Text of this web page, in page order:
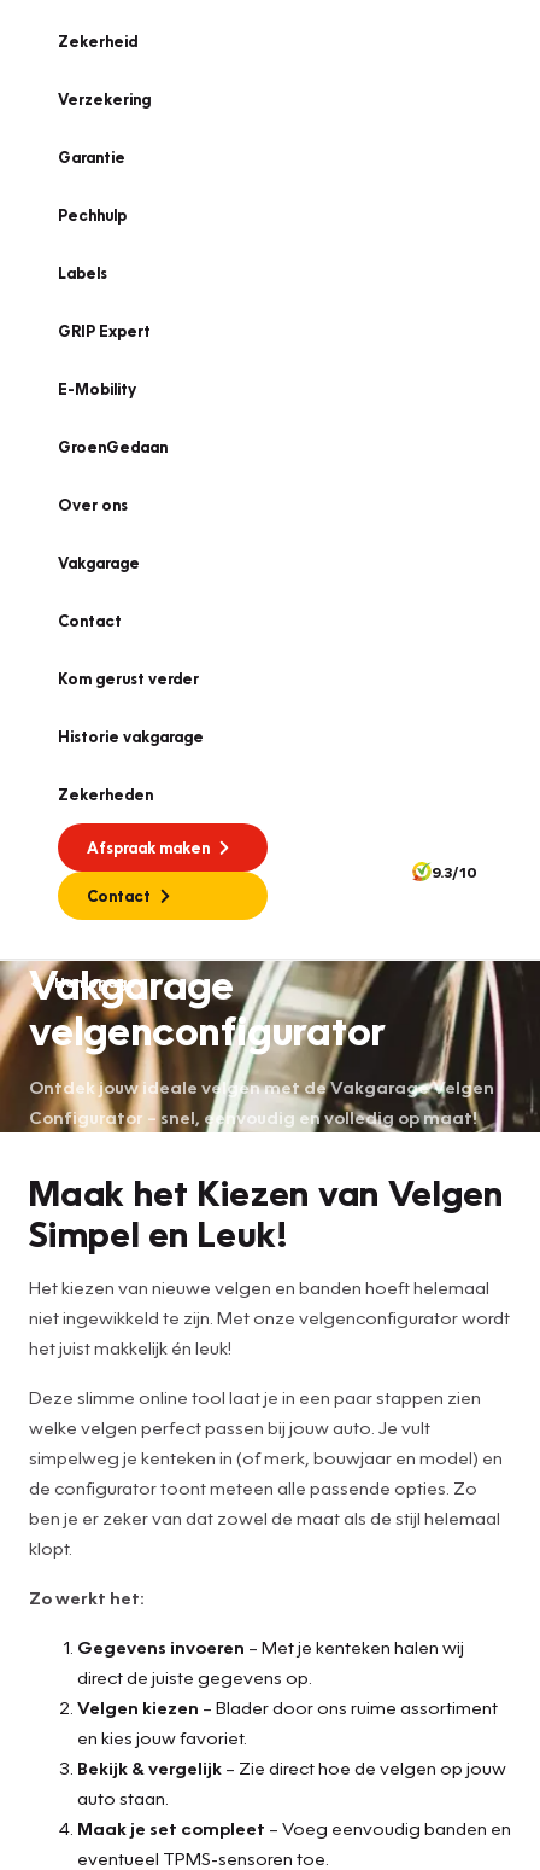
Zekerheid
Verzekering
Garantie
Pechhulp
Labels
GRIP Expert
E-Mobility
GroenGedaan
Over ons
Vakgarage
Contact
Kom gerust verder
Historie vakgarage
Zekerheden
Afspraak maken
Contact
9.3/10
Homepage
Vakgarage
velgenconfigurator
Ontdek jouw ideale velgen met de Vakgarage Velgen
Configurator – snel, eenvoudig en volledig op maat!
Maak het Kiezen van Velgen
Simpel en Leuk!
Het kiezen van nieuwe velgen en banden hoeft helemaal
niet ingewikkeld te zijn. Met onze velgenconfigurator wordt
het juist makkelijk én leuk!
Deze slimme online tool laat je in een paar stappen zien
welke velgen perfect passen bij jouw auto. Je vult
simpelweg je kenteken in (of merk, bouwjaar en model) en
de configurator toont meteen alle passende opties. Zo
ben je er zeker van dat zowel de maat als de stijl helemaal
klopt.
Zo werkt het:
Gegevens invoeren – Met je kenteken halen wij
direct de juiste gegevens op.
Velgen kiezen – Blader door ons ruime assortiment
en kies jouw favoriet.
Bekijk & vergelijk – Zie direct hoe de velgen op jouw
auto staan.
Maak je set compleet – Voeg eenvoudig banden en
eventueel TPMS-sensoren toe.